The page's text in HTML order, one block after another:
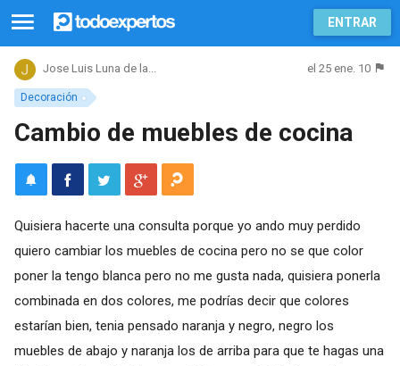
ENTRAR
Decoración
Jose Luis Luna de la... el 25 ene. 10
Cambio de muebles de cocina
Quisiera hacerte una consulta porque yo ando muy perdido
quiero cambiar los muebles de cocina pero no se que color
poner la tengo blanca pero no me gusta nada, quisiera ponerla
combinada en dos colores, me podrías decir que colores
estarían bien, tenia pensado naranja y negro, negro los
muebles de abajo y naranja los de arriba para que te hagas una